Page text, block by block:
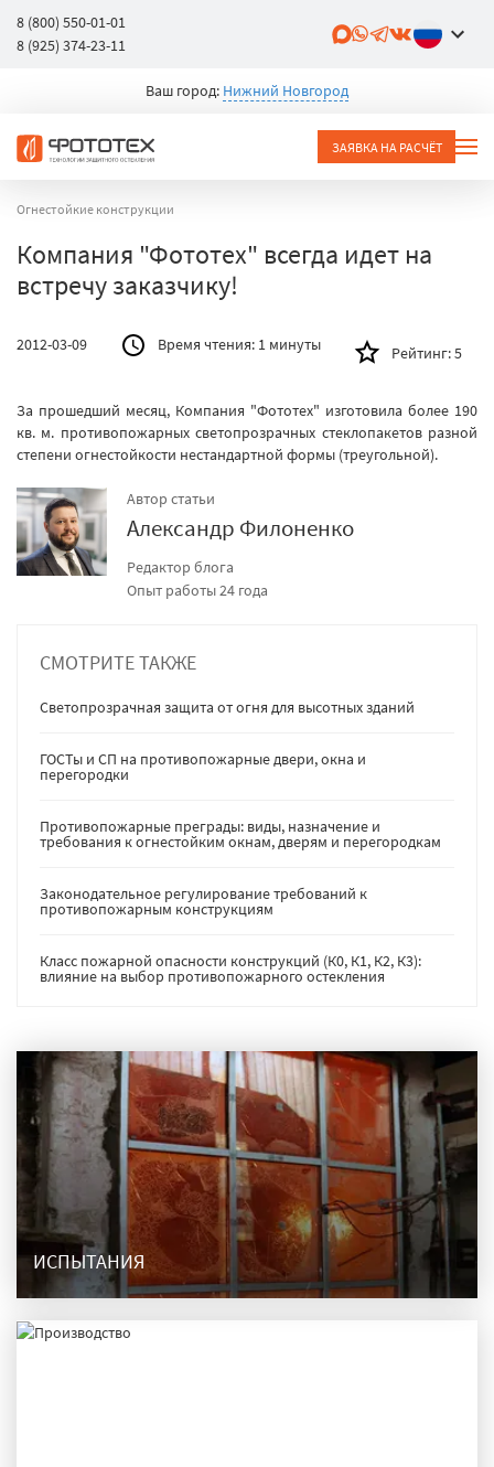
8 (800) 550-01-01
8 (925) 374-23-11
Ваш город: Нижний Новгород
ЗАЯВКА НА РАСЧЁТ
Огнестойкие конструкции
Компания "Фототех" всегда идет на
встречу заказчику!
2012-03-09 Время чтения: 1 минуты Рейтинг:5
За прошедший месяц, Компания "Фототех" изготовила более 190
кв. м. противопожарных светопрозрачных стеклопакетов разной
степени огнестойкости нестандартной формы (треугольной).
Автор статьи
Александр Филоненко
Редактор блога
Опыт работы 24 года
СМОТРИТЕ ТАКЖЕ
Светопрозрачная защита от огня для высотных зданий
ГОСТы и СП на противопожарные двери, окна и
перегородки
Противопожарные преграды: виды, назначение и
требования к огнестойким окнам, дверям и перегородкам
Законодательное регулирование требований к
противопожарным конструкциям
Класс пожарной опасности конструкций (К0, К1, К2, К3):
влияние на выбор противопожарного остекления
ИСПЫТАНИЯ